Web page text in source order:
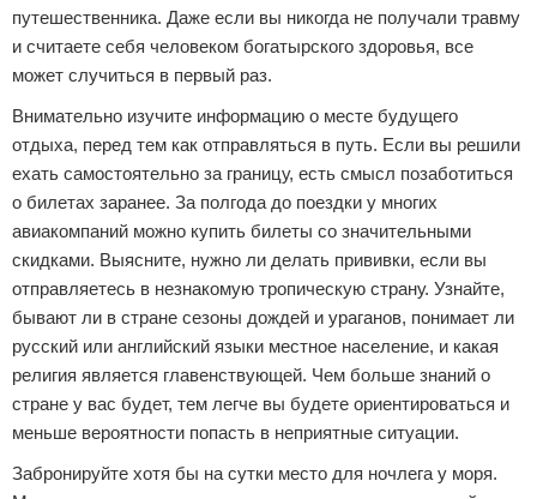
путешественника. Даже если вы никогда не получали травму
и считаете себя человеком богатырского здоровья, все
может случиться в первый раз.
Внимательно изучите информацию о месте будущего
отдыха, перед тем как отправляться в путь. Если вы решили
ехать самостоятельно за границу, есть смысл позаботиться
о билетах заранее. За полгода до поездки у многих
авиакомпаний можно купить билеты со значительными
скидками. Выясните, нужно ли делать прививки, если вы
отправляетесь в незнакомую тропическую страну. Узнайте,
бывают ли в стране сезоны дождей и ураганов, понимает ли
русский или английский языки местное население, и какая
религия является главенствующей. Чем больше знаний о
стране у вас будет, тем легче вы будете ориентироваться и
меньше вероятности попасть в неприятные ситуации.
Забронируйте хотя бы на сутки место для ночлега у моря.